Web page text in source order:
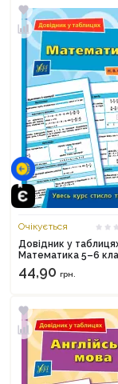
Очікується
Довідник у
Математика 5–6
44,90 грн.